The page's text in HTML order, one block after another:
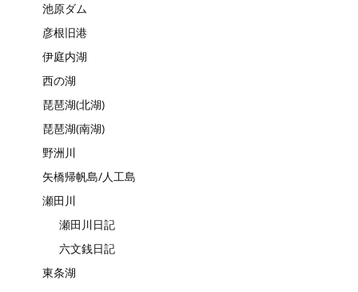
池原ダム
彦根旧港
伊庭内湖
西の湖
琵琶湖(北湖)
琵琶湖(南湖)
野洲川
矢橋帰帆島/人工島
瀬田川
瀬田川日記
六文銭日記
東条湖